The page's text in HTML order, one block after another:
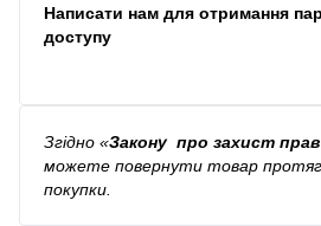
Написати нам для отримання
доступу
Згідно «Закону про захист прав
можете повернути товар
покупки.